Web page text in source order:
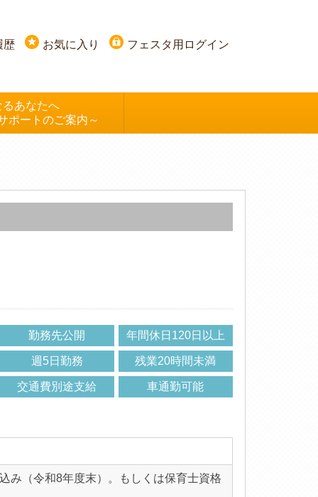
歴 お気に入り フェスタ用ログイン
あなたへ
ポートのご案内～
勤務先公開 年間休日120日以上
週5日勤務 残業20時間未満
交通費別途支給 車通勤可能
み（令和8年度末）。もしくは保育士資格